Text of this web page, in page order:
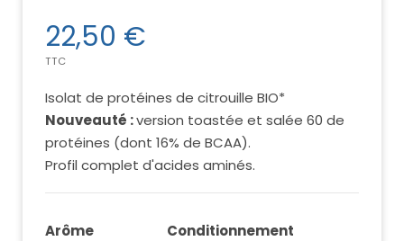
22,50 €
TTC
Isolat de protéines de citrouille BIO*
Nouveauté :version toastée et salée 60 de
protéines (dont 16% de BCAA).
Profil complet d'acides aminés.
Arôme Conditionnement